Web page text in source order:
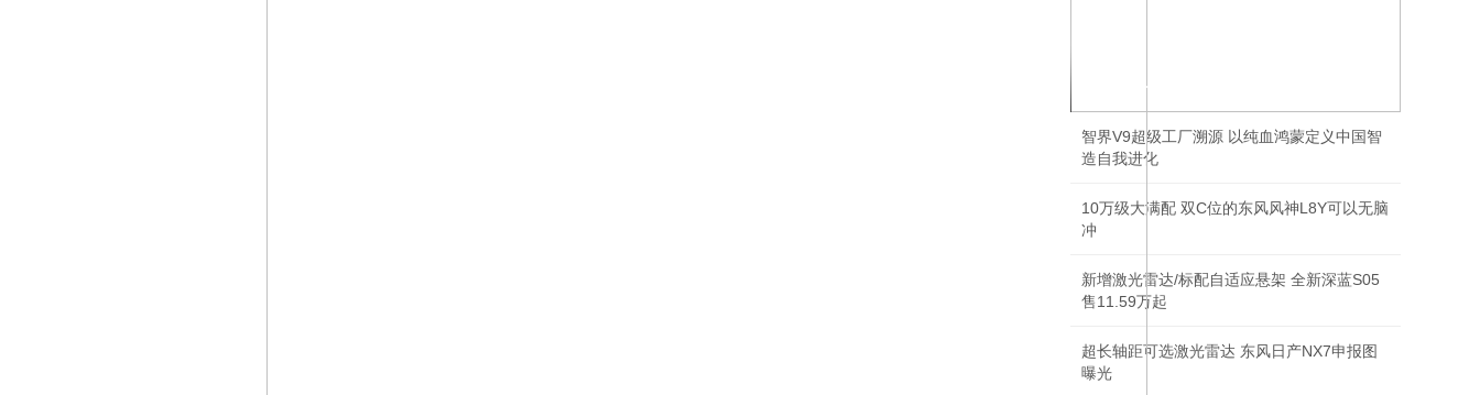
越7全球首秀 传祺开始进攻方盒子越野
智界V9超级工厂溯源 以纯血鸿蒙定义中国智
造自我进化
10万级大满配 双C位的东风风神L8Y可以无脑
冲
新增激光雷达/标配自适应悬架 全新深蓝S05
售11.59万起
超长轴距可选激光雷达 东风日产NX7申报图
曝光